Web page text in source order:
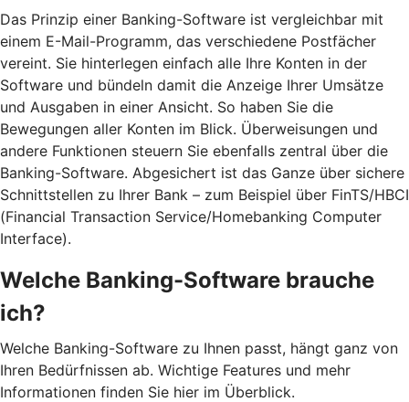
Das Prinzip einer Banking-Software ist vergleichbar mit
einem E-Mail-Programm, das verschiedene Postfächer
vereint. Sie hinterlegen einfach alle Ihre Konten in der
Software und bündeln damit die Anzeige Ihrer Umsätze
und Ausgaben in einer Ansicht. So haben Sie die
Bewegungen aller Konten im Blick. Überweisungen und
andere Funktionen steuern Sie ebenfalls zentral über die
Banking-Software. Abgesichert ist das Ganze über sichere
Schnittstellen zu Ihrer Bank – zum Beispiel über FinTS/HBCI
(Financial Transaction Service/Homebanking Computer
Interface).
Welche Banking-Software brauche
ich?
Welche Banking-Software zu Ihnen passt, hängt ganz von
Ihren Bedürfnissen ab. Wichtige Features und mehr
Informationen finden Sie hier im Überblick.